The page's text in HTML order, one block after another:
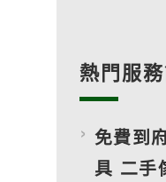
熱門服
免費到
具 二手